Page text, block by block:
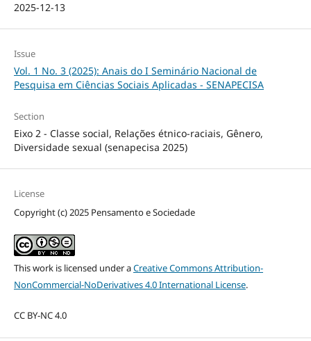
2025-12-13
Issue
Vol. 1 No. 3 (2025): Anais do I Seminário Nacional de
Pesquisa em Ciências Sociais Aplicadas - SENAPECISA
Section
Eixo 2 - Classe social, Relações étnico-raciais, Gênero,
Diversidade sexual (senapecisa 2025)
License
Copyright (c) 2025 Pensamento e Sociedade
This work is licensed under aCreative Commons Attribution-
NonCommercial-NoDerivatives 4.0 International License.
CC BY-NC 4.0